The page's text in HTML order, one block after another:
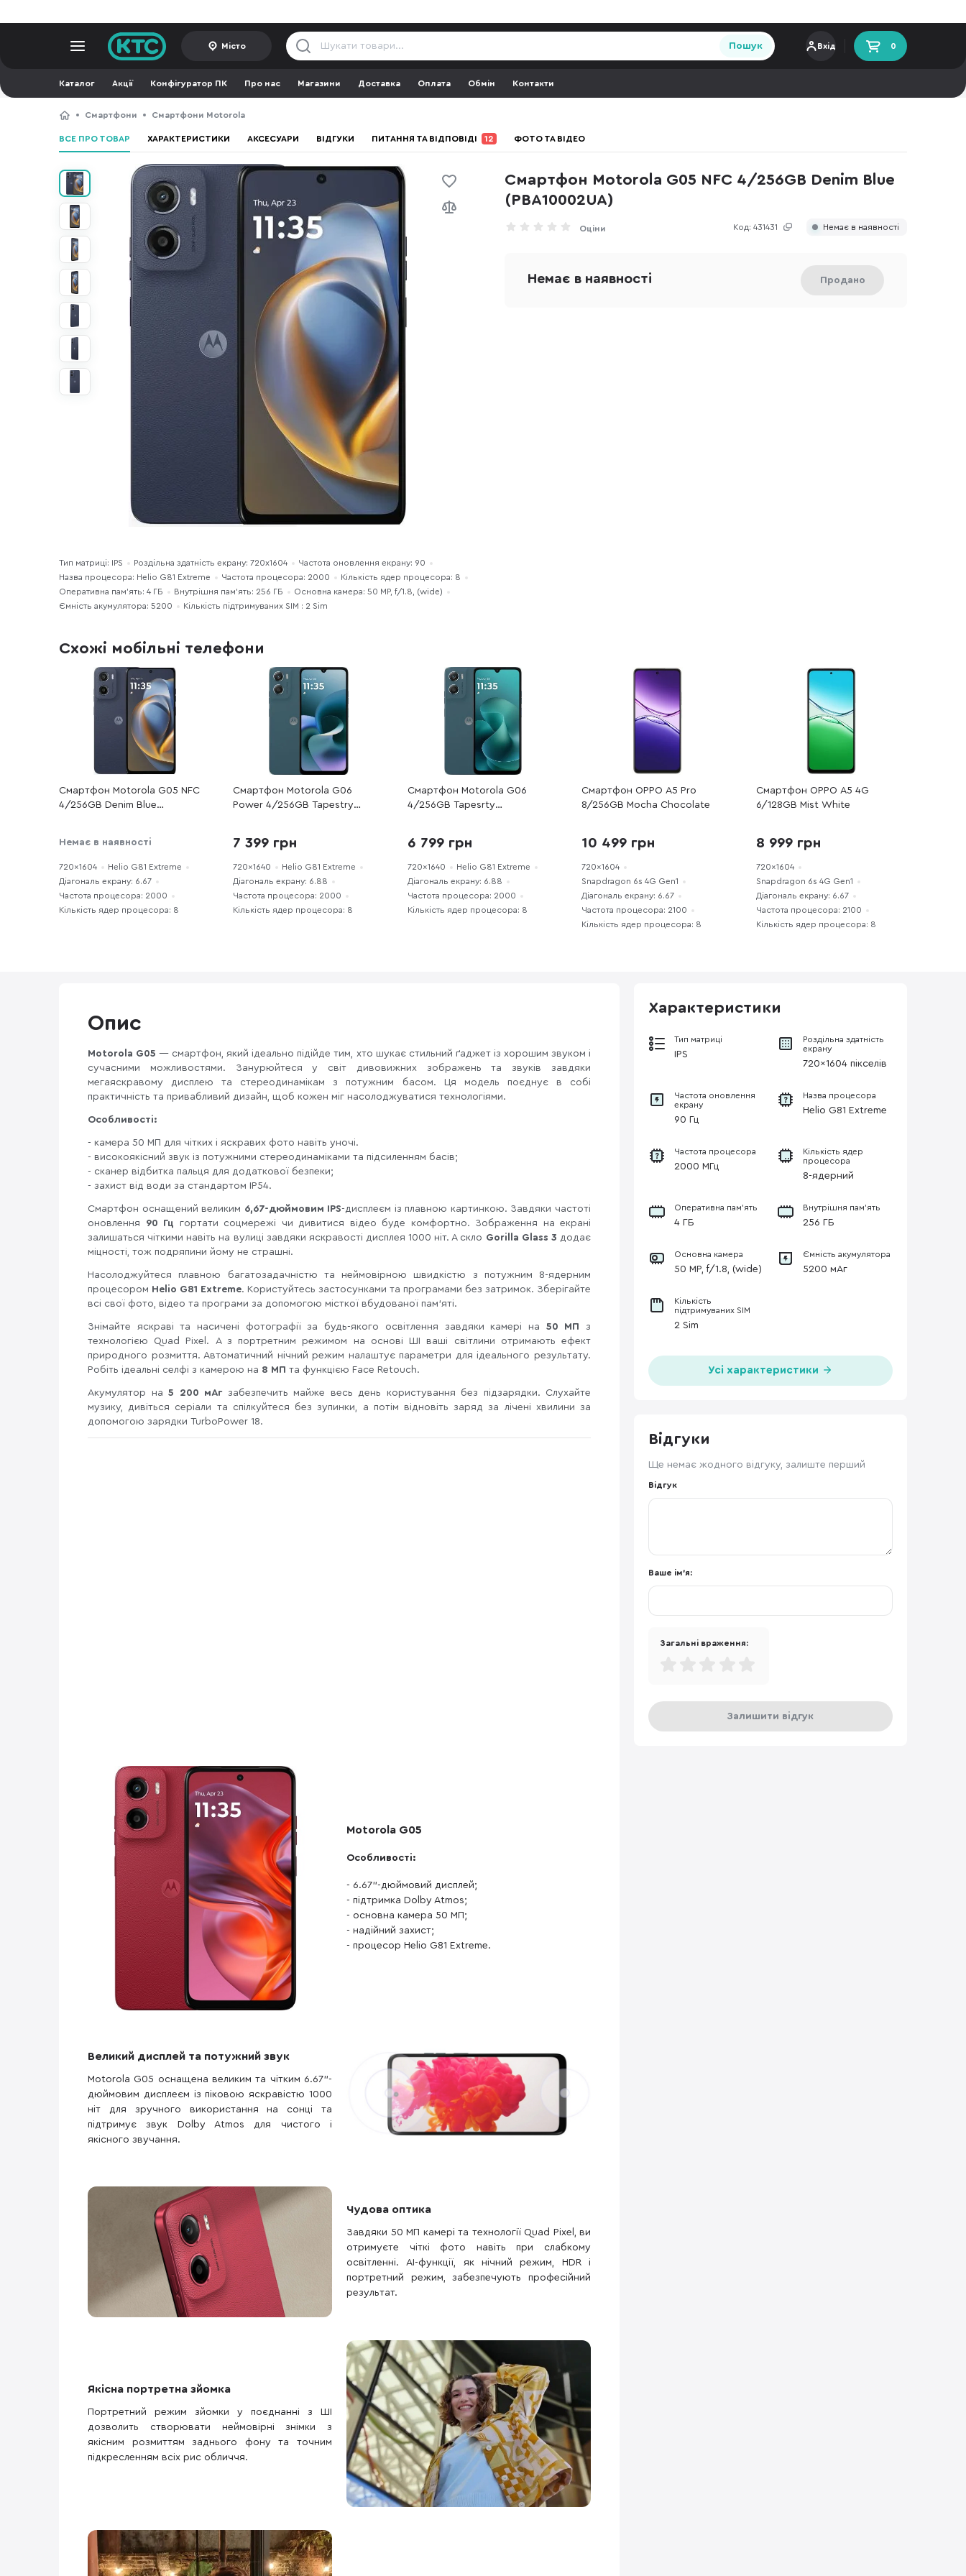
Місто Пошук Вхід 0
Каталог Акції Конфігуратор ПК Про нас Магазини Доставка Оплата Обмін Контакти
Смартфони Смартфони Motorola
ВСЕ ПРО ТОВАР ХАРАКТЕРИСТИКИ АКСЕСУАРИ ВІДГУКИ ПИТАННЯ ТА ВІДПОВІДІ 12 ФОТО ТА ВІДЕО
Смартфон Motorola G05 NFC 4/256GB Denim Blue
(PBA10002UA)
Код: 431431
Оціни Немає в наявності
Тип матриці: IPS Роздільна здатність екрану: 720x1604
Частота оновлення екрану: 90
Назва процесора: Helio G81 Extreme
Частота процесора: 2000
Кількість ядер процесора: 8
Оперативна пам'ять: 4 ГБ
Внутрішня пам'ять: 256 ГБ
Основна камера: 50 MP, f/1.8, (wide)
Ємність акумулятора: 5200
Кількість підтримуваних SIM : 2 Sim
Немає в наявності Продано
Схожі мобільні телефони
Смартфон Motorola G05 NFC
4/256GB Denim Blue
Немає в наявності
720x1604
Helio G81 Extreme
Діагональ екрану: 6.67
Частота процесора: 2000
Кількість ядер процесора: 8
Смартфон Motorola G06
Power 4/256GB Tapestry
7 399 грн
720x1640
Helio G81 Extreme
Діагональ екрану: 6.88
Частота процесора: 2000
Кількість ядер процесора: 8
Смартфон Motorola G06
4/256GB Tapesrty
6 799 грн
720x1640
Helio G81 Extreme
Діагональ екрану: 6.88
Частота процесора: 2000
Кількість ядер процесора: 8
Смартфон OPPO A5 Pro
8/256GB Mocha Chocolate
10 499 грн
720x1604
Snapdragon 6s 4G Gen1
Діагональ екрану: 6.67
Частота процесора: 2100
Кількість ядер процесора: 8
Смартфон OPPO A5 4G
6/128GB Mist White
8 999 грн
720x1604
Snapdragon 6s 4G Gen1
Діагональ екрану: 6.67
Частота процесора: 2100
Кількість ядер процесора: 8
Опис
Motorola G05 — смартфон, який ідеально підійде тим, хто шукає стильний ґаджет із хорошим звуком і
сучасними можливостями. Занурюйтеся у світ дивовижних зображень та звуків завдяки
мегаяскравому дисплею та стереодинамікам з потужним басом. Ця модель поєднує в собі
практичність та привабливий дизайн, щоб кожен міг насолоджуватися технологіями.
Особливості:
- камера 50 МП для чітких і яскравих фото навіть уночі.
- високоякісний звук із потужними стереодинаміками та підсиленням басів;
- сканер відбитка пальця для додаткової безпеки;
- захист від води за стандартом IP54.
Смартфон оснащений великим 6,67-дюймовим IPS-дисплеєм із плавною картинкою. Завдяки частоті
оновлення
90 Гц гортати соцмережі чи дивитися відео буде комфортно. Зображення на екрані
залишаться чіткими навіть на вулиці завдяки яскравості дисплея 1000 ніт. А скло Gorilla Glass 3 додає
міцності, тож подряпини йому не страшні.
Насолоджуйтеся плавною багатозадачністю та неймовірною швидкістю з потужним 8-ядерним
процесором Helio G81 Extreme. Користуйтесь застосунками та програмами без затримок. Зберігайте
всі свої фото, відео та програми за допомогою місткої вбудованої пам’яті.
Знімайте яскраві та насичені фотографії за будь-якого освітлення завдяки камері на 50 МП з
технологією Quad Pixel. А з портретним режимом на основі ШІ ваші світлини отримають ефект
природного розмиття. Автоматичний нічний режим налаштує параметри для ідеального результату.
Робіть ідеальні селфі з камерою на 8 МП та функцією Face Retouch.
Акумулятор на 5 200 мАг забезпечить майже весь день користування без підзарядки. Слухайте
музику, дивіться серіали та спілкуйтеся без зупинки, а потім відновіть заряд за лічені хвилини за
допомогою зарядки TurboPower 18.
Motorola G05
Особливості:
- 6.67"-дюймовий дисплей;
- підтримка Dolby Atmos;
- основна камера 50 МП;
- надійний захист;
- процесор Helio G81 Extreme.
Великий дисплей та потужний звук
Motorola G05 оснащена великим та чітким 6.67"-
дюймовим дисплеєм із піковою яскравістю 1000
ніт для зручного використання на сонці та
підтримує звук Dolby Atmos для чистого і
якісного звучання.
Чудова оптика
Завдяки 50 МП камері та технології Quad Pixel, ви
отримуєте чіткі фото навіть при слабкому
освітленні. AI-функції, як нічний режим, HDR і
портретний режим, забезпечують професійний
результат.
Якісна портретна зйомка
Портретний режим зйомки у поєднанні з ШІ
дозволить створювати неймовірні знімки з
якісним розмиттям заднього фону та точним
підкресленням всіх рис обличчя.
Характеристики
Тип матриці
IPS
Роздільна здатність
екрану
720x1604 пікселів
Частота оновлення
екрану
90 Гц
Назва процесора
Helio G81 Extreme
Частота процесора
2000 МГц
Кількість ядер
процесора
8-ядерний
Оперативна пам'ять
4 ГБ
Внутрішня пам'ять
256 ГБ
Основна камера
50 MP, f/1.8, (wide)
Ємність акумулятора
5200 мАг
Кількість
підтримуваних SIM
2 Sim
Усі характеристики
Відгуки
Ще немає жодного відгуку, залиште перший
Відгук
Ваше ім'я:
Загальні враження:
Залишити відгук